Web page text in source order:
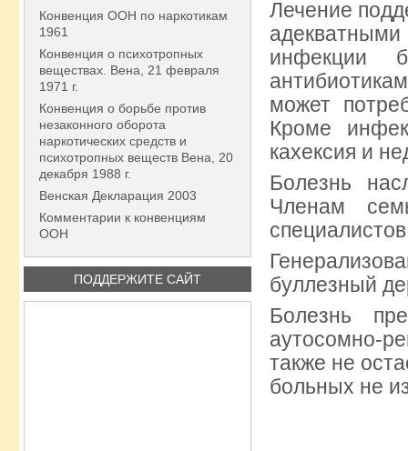
Конвенция ООН по наркотикам
1961
Конвенция о психотропных
веществах. Вена, 21 февраля
1971 г.
Конвенция о борьбе против
незаконного оборота
наркотических средств и
психотропных веществ Вена, 20
декабря 1988 г.
Венская Декларация 2003
Комментарии к конвенциям
ООН
ПОДДЕРЖИТЕ САЙТ
Лечение
инфекции
может
Кроме
кахексия и
Болезнь
Членам
буллезный
Болезнь
аутосомно-
также не
больных не